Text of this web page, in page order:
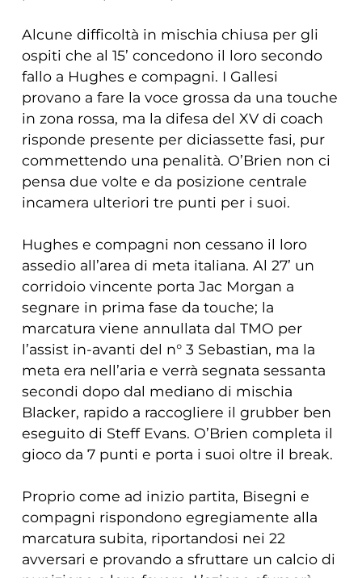
Alcune difficoltà in mischia chiusa per gli
ospiti che al 15’ concedono il loro secondo
fallo a Hughes e compagni. I Gallesi
provano a fare la voce grossa da una touche
in zona rossa, ma la difesa del XV di coach
risponde presente per diciassette fasi, pur
commettendo una penalità. O’Brien non ci
pensa due volte e da posizione centrale
incamera ulteriori tre punti per i suoi.
Hughes e compagni non cessano il loro
assedio all’area di meta italiana. Al 27’ un
corridoio vincente porta Jac Morgan a
segnare in prima fase da touche; la
marcatura viene annullata dal TMO per
l’assist in-avanti del n° 3 Sebastian, ma la
meta era nell’aria e verrà segnata sessanta
secondi dopo dal mediano di mischia
Blacker, rapido a raccogliere il grubber ben
eseguito di Steff Evans. O’Brien completa il
gioco da 7 punti e porta i suoi oltre il break.
Proprio come ad inizio partita, Bisegni e
compagni rispondono egregiamente alla
marcatura subita, riportandosi nei 22
avversari e provando a sfruttare un calcio di